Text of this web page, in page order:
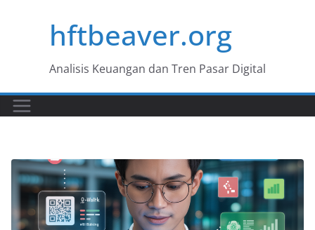
hftbeaver.org
Analisis Keuangan dan Tren Pasar Digital